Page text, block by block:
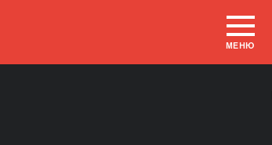
МЕНЮ